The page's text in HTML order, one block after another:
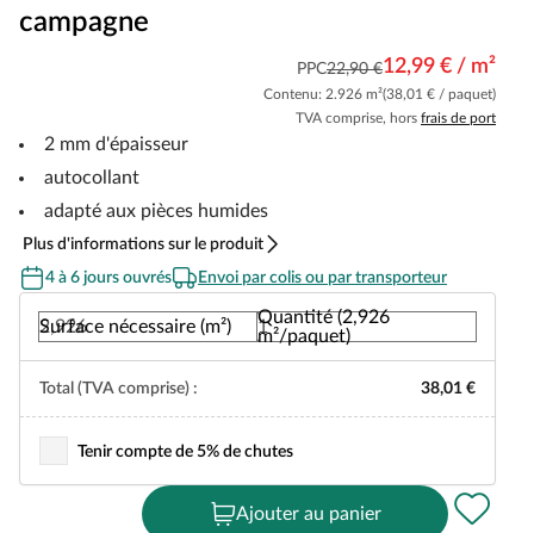
campagne
PPC22,90 €12,99 € / m²
Contenu: 2.926 m²(38,01 € / paquet)
TVA comprise, hors frais de port
2 mm d'épaisseur
autocollant
adapté aux pièces humides
Plus d'informations sur le produit
4 à 6 jours ouvrés
Envoi par colis ou par transporteur
Surface nécessaire (m²)
Quantité (2,926
m²/paquet)
Total (TVA comprise) : 38,01 €
Tenir compte de 5% de chutes
Ajouter au panier